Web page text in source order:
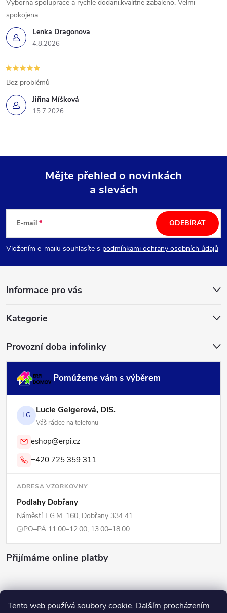
Tento web používá soubory cookie. Dalším procházením
Lenka Dragonova
4.8.2026
Vyborna spoluprace a rychle dodani,kvalitne zabaleno. Velmi
spokojena
Jiřina Míšková
15.7.2026
Bez problémů
p
a
Mějte přehled o novinkách
a slevách
E-mail
Vložením e-mailu souhlasíte s podmínkami ochrany osobních údajů
ODEBÍRAT
Informace pro vás
Kategorie
Provozní doba infolinky
Pomůžeme vám s výběrem
LG Lucie Geigerová, DiS.
Váš rádce na telefonu
eshop@erpi.cz
+420 725 359 311
ADRESA VZORKOVNY
Podlahy Dobřany
Náměstí T.G.M. 160, Dobřany 334 41
PO–PÁ 11:00–12:00, 13:00–18:00
Přijímáme online platby